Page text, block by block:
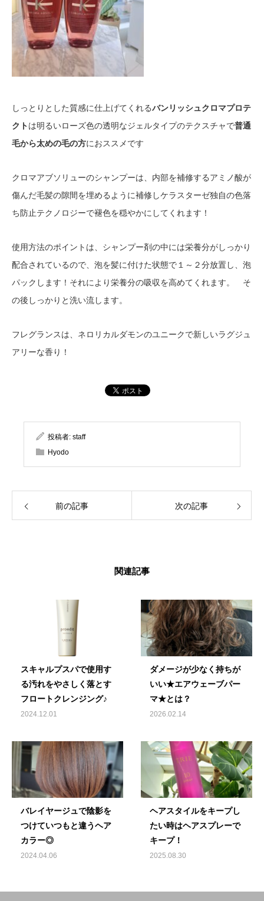
しっとりとした質感に仕上げてくれるバンリッシュクロマプロテ
クトは明るいローズ色の透明なジェルタイプのテクスチャで普通
毛から太めの毛の方におススメです
クロマアブソリューのシャンプーは、内部を補修するアミノ酸が
傷んだ毛髪の隙間を埋めるように補修しケラスターゼ独自の色落
ち防止テクノロジーで褪色を穏やかにしてくれます！
使用方法のポイントは、シャンプー剤の中には栄養分がしっかり
配合されているので、泡を髪に付けた状態で１～２分放置し、泡
パックします！それにより栄養分の吸収を高めてくれます。 そ
の後しっかりと洗い流します。
フレグランスは、ネロリカルダモンのユニークで新しいラグジュ
アリーな香り！
投稿者: staff
Hyodo
前の記事 次の記事
関連記事
スキャルプスパで使用す
る汚れをやさしく落とす
フロートクレンジング♪
2024.12.01
ダメージが少なく持ちが
いい★エアウェーブパー
マ★とは？
2026.02.14
バレイヤージュで陰影を
つけていつもと違うヘア
カラー◎
2024.04.06
ヘアスタイルをキープし
たい時はヘアスプレーで
キープ！
2025.08.30